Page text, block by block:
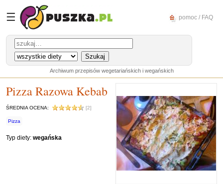
☰ pomoc / FAQ
Archiwum przepisów wegetariańskich i wegańskich
Pizza Razowa Kebab
ŚREDNIA OCENA: [2]
Pizza
Typ diety: wegańska